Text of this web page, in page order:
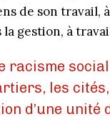
de son travail,
gestion, à
racisme
les
d’une unité